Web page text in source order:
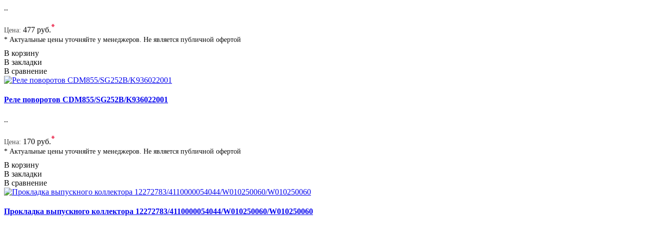
..
Цена: 477 руб.*
* Актуальные цены уточняйте у менеджеров. Не является публичной офертой
В корзину
В закладки
В сравнение
Реле поворотов CDM855/SG252B/K936022001
..
Цена: 170 руб.*
* Актуальные цены уточняйте у менеджеров. Не является публичной офертой
В корзину
В закладки
В сравнение
Прокладка выпускного коллектора 12272783/4110000054044/W010250060/W010250060